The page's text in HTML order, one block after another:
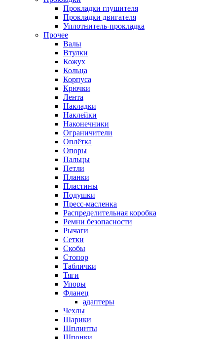
Прокладки глушителя
Прокладки двигателя
Уплотнитель-прокладка
Прочее
Валы
Втулки
Кожух
Кольца
Корпуса
Крючки
Лента
Накладки
Наклейки
Наконечники
Ограничители
Оплётка
Опоры
Пальцы
Петли
Планки
Пластины
Подушки
Пресс-масленка
Распределительная коробка
Ремни безопасности
Рычаги
Сетки
Скобы
Стопор
Таблички
Тяги
Упоры
Фланец
адаптеры
Чехлы
Шарики
Шплинты
Шпонки